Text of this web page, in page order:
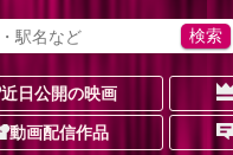
近日公開の映画
動画配信作品